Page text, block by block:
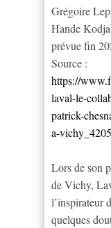
Grégoire
Hande
prévue fin
Source :
https://
laval-le-
patrick-
a-
Lors de son
de Vichy,
l’inspirateur
quelques